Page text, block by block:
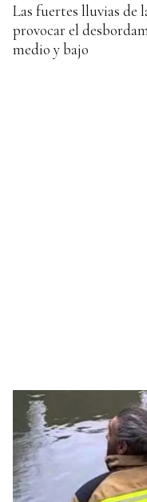
Las fuertes lluvias de
provocar el
medio y bajo